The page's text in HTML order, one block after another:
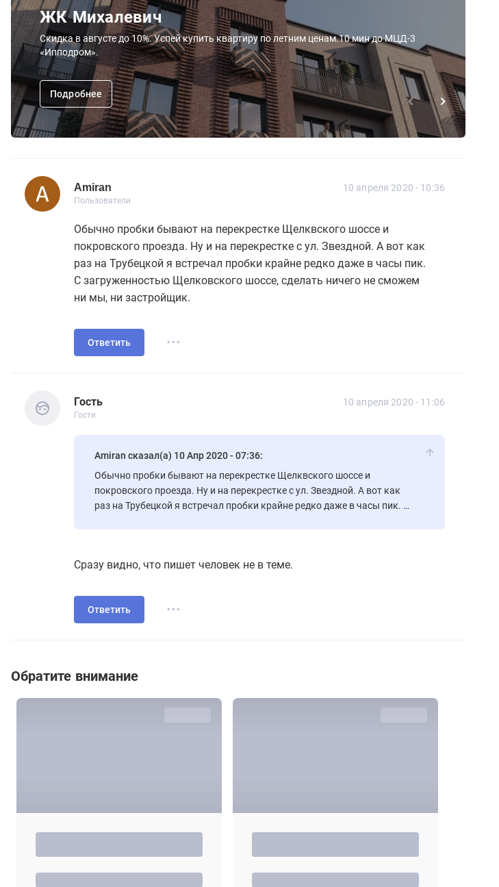
ЖК Михалевич
Скидка в августе до 10%. Успей купить квартиру по летним ценам.10 мин до МЦД-3
«Ипподром».
Подробнее
Amiran
Amiran
Пользователи
Пользователь
Пользователи
20 сообщений
10 апреля 2020 - 10:36
Обычно пробки бывают на перекрестке Щелквского шоссе и
покровского проезда. Ну и на перекрестке с ул. Звездной. А вот как
раз на Трубецкой я встречал пробки крайне редко даже в часы пик.
С загруженностью Щелковского шоссе, сделать ничего не сможем
ни мы, ни застройщик.
Ответить ...
Гость
Гость
Гости
Гости 10 апреля 2020 - 11:06
Amiran сказал(а) 10 Апр 2020 - 07:36:
Обычно пробки бывают на перекрестке Щелквского шоссе и
покровского проезда. Ну и на перекрестке с ул. Звездной. А вот как
раз на Трубецкой я встречал пробки крайне редко даже в часы пик. С
Сразу видно, что пишет человек не в теме.
Ответить ...
Обратите внимание